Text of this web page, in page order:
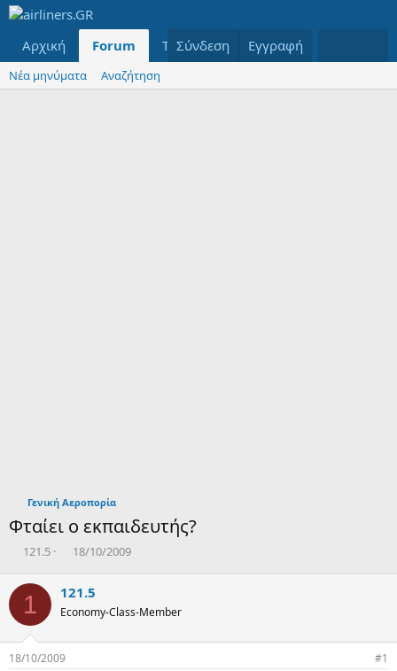
Αρχική Forum Τελευταία μηνύματα
Σύνδεση Εγγραφή
Νέα μηνύματα Αναζήτηση
Γενική Αεροπορία
Φταίει ο εκπαιδευτής?
T
r
e
a
d
s
t
121.5
Η
ρ
ο
η
18/10/2009
1 121.5
Economy-Class-Member
18/10/2009 #1